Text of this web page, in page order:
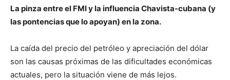
La pinza entre el FMI y la influencia Chavista-cubana (y
las pontencias que lo apoyan) en la zona.
La caída del precio del petróleo y apreciación del dólar
son las causas próximas de las dificultades económicas
actuales, pero la situación viene de más lejos.